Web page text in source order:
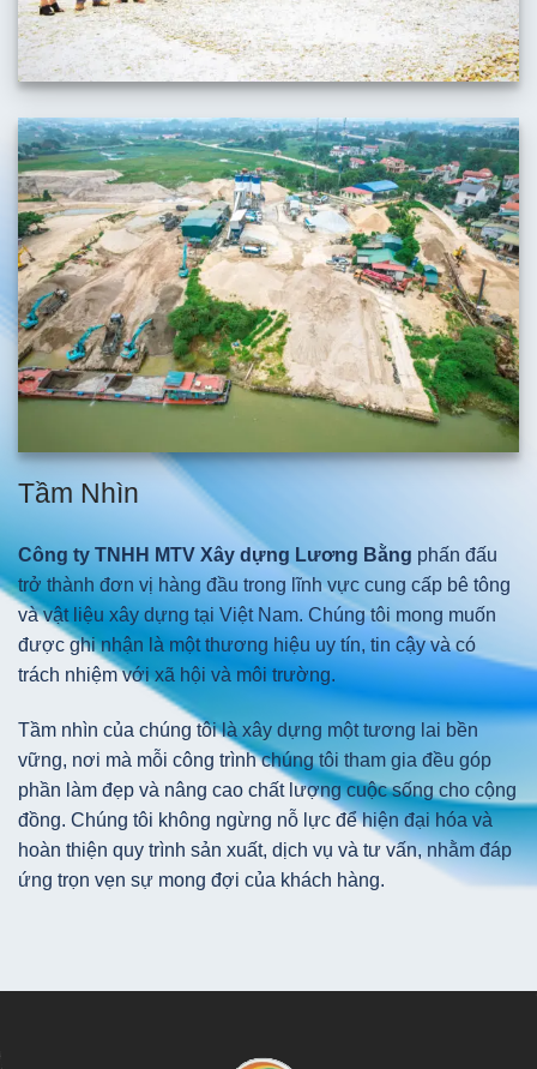
Tầm Nhìn
Công ty TNHH MTV Xây dựng Lương Bằng phấn đấu
trở thành đơn vị hàng đầu trong lĩnh vực cung cấp bê tông
và vật liệu xây dựng tại Việt Nam. Chúng tôi mong muốn
được ghi nhận là một thương hiệu uy tín, tin cậy và có
trách nhiệm với xã hội và môi trường.
Tầm nhìn của chúng tôi là xây dựng một tương lai bền
vững, nơi mà mỗi công trình chúng tôi tham gia đều góp
phần làm đẹp và nâng cao chất lượng cuộc sống cho cộng
đồng. Chúng tôi không ngừng nỗ lực để hiện đại hóa và
hoàn thiện quy trình sản xuất, dịch vụ và tư vấn, nhằm đáp
ứng trọn vẹn sự mong đợi của khách hàng.